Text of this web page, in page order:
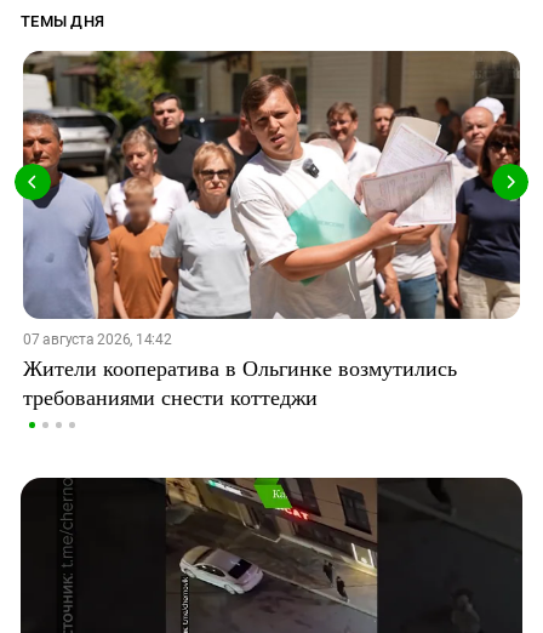
ТЕМЫ ДНЯ
07 августа 2026, 14:42
Жители кооператива в Ольгинке возмутились
требованиями снести коттеджи